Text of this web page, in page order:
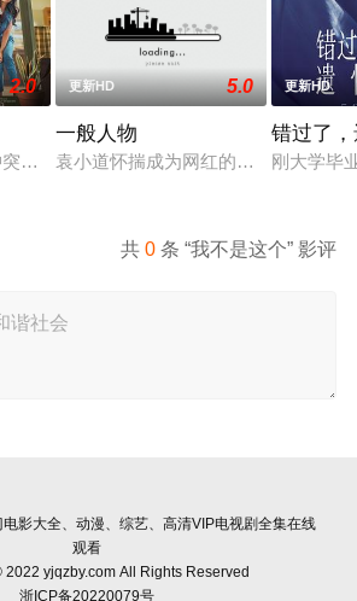
2.0
后，穆蒂亚离家出走，决心证明自己的独
更新HD 5.0
一般人物
袁小道怀揣成为网红的梦想创作短视
更新HD
错过了
刚大学毕
共0 条 “我不是这个” 影评
影大全、动漫、综艺、高清VIP电视剧全集在线
观看
yjqzby.com All Rights Reserved
浙ICP备20220079号